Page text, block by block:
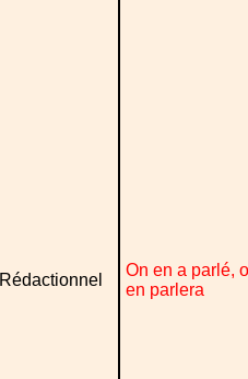
Rédactionnel
On en a parlé,
en parlera